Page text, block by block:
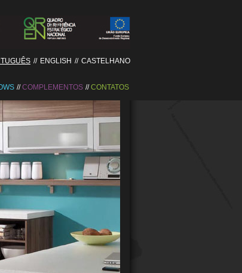
// ENGLISH // CASTELHANO
COMPLEMENTOS CONTATOS